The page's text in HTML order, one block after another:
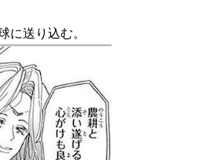
に送り込む。